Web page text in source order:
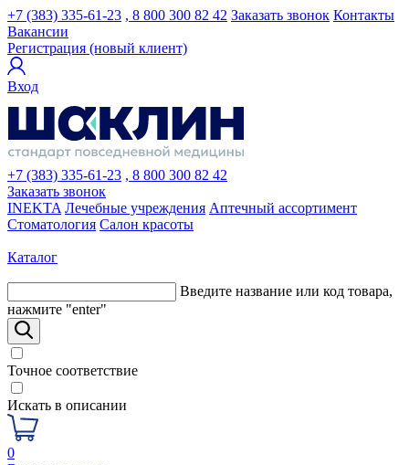
+7 (383) 335-61-23 , 8 800 300 82 42 Заказать звонок Контакты
Вакансии
Регистрация (новый клиент)
Вход
+7 (383) 335-61-23 , 8 800 300 82 42
Заказать звонок
INEKTA Лечебные учреждения Аптечный ассортимент
Стоматология Салон красоты
Каталог
Введите название или код товара,
нажмите "enter"
Точное соответствие
Искать в описании
0